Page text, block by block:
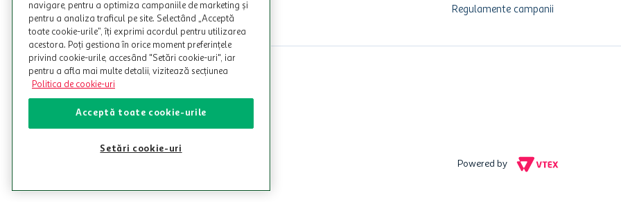
Regulamente campanii
Powered by
navigare, pentru a optimiza campaniile de marketing și
pentru a analiza traficul pe site. Selectând „Acceptă
toate cookie-urile”, îți exprimi acordul pentru utilizarea
acestora. Poți gestiona în orice moment preferințele
privind cookie-urile, accesând "Setări cookie-uri", iar
pentru a afla mai multe detalii, vizitează secțiunea
Politica de cookie-uri
Acceptă toate cookie-urile
Setări cookie-uri